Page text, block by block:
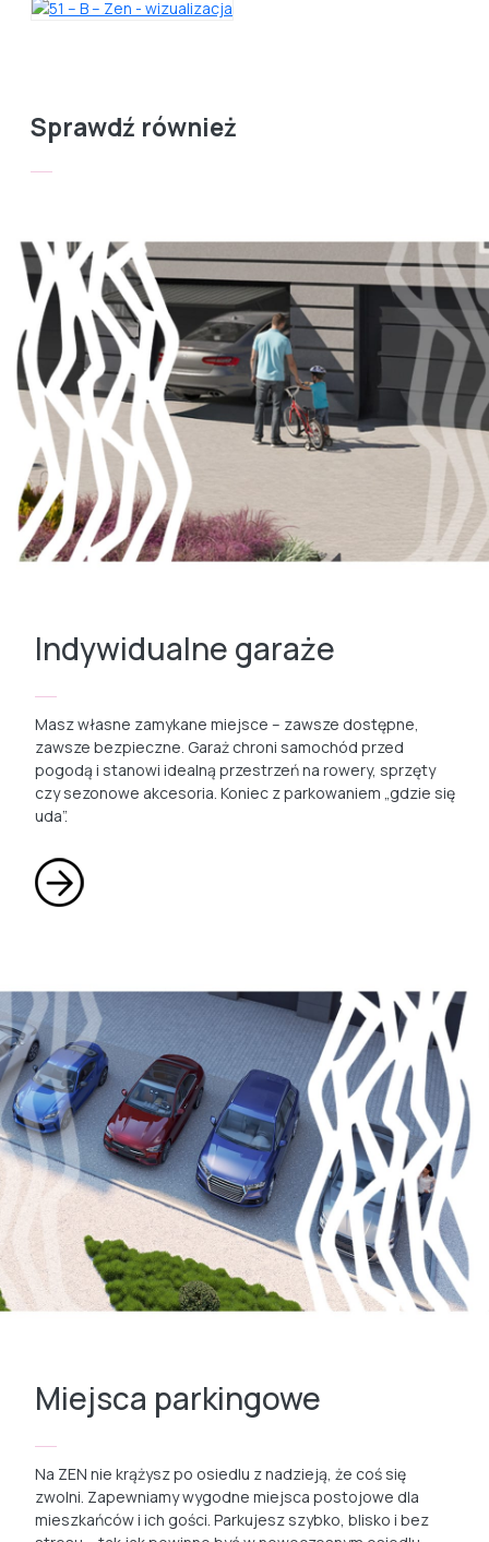
Sprawdź również
Indywidualne garaże
Masz własne zamykane miejsce – zawsze dostępne,
zawsze bezpieczne. Garaż chroni samochód przed
pogodą i stanowi idealną przestrzeń na rowery, sprzęty
czy sezonowe akcesoria. Koniec z parkowaniem „gdzie się
uda”.
Miejsca parkingowe
Na ZEN nie krążysz po osiedlu z nadzieją, że coś się
zwolni. Zapewniamy wygodne miejsca postojowe dla
mieszkańców i ich gości. Parkujesz szybko, blisko i bez